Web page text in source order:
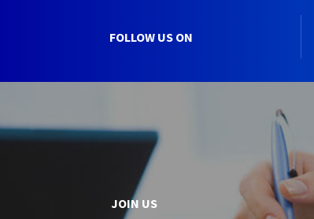
FOLLOW US ON
JOIN US